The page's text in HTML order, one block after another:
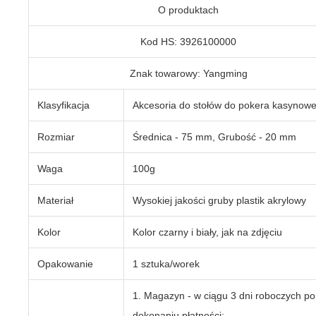
O produktach
Kod HS: 3926100000
Znak towarowy: Yangming
Klasyfikacja Akcesoria do stołów do pokera
Rozmiar Średnica - 75 mm, Grubość - 20 mm
Waga 100g
Materiał Wysokiej jakości gruby plastik akrylowy
Kolor Kolor czarny i biały, jak na zdjęciu
Opakowanie 1 sztuka/worek
1. Magazyn - w ciągu 3 dni roboczych po